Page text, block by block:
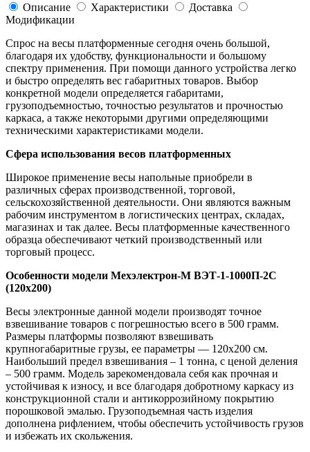
Описание
Характеристики
Доставка
Модификации
Спрос на весы платформенные сегодня очень большой,
благодаря их удобству, функциональности и большому
спектру применения. При помощи данного устройства легко
и быстро определять вес габаритных товаров. Выбор
конкретной модели определяется габаритами,
грузоподъемностью, точностью результатов и прочностью
каркаса, а также некоторыми другими определяющими
техническими характеристиками модели.
Сфера использования весов платформенных
Широкое применение весы напольные приобрели в
различных сферах производственной, торговой,
сельскохозяйственной деятельности. Они являются важным
рабочим инструментом в логистических центрах, складах,
магазинах и так далее. Весы платформенные качественного
образца обеспечивают четкий производственный или
торговый процесс.
Особенности модели Мехэлектрон-М ВЭТ-1-1000П-2С
(120х200)
Весы электронные данной модели производят точное
взвешивание товаров с погрешностью всего в 500 грамм.
Размеры платформы позволяют взвешивать
крупногабаритные грузы, ее параметры — 120х200 см.
Наибольший предел взвешивания – 1 тонна, с ценой деления
– 500 грамм. Модель зарекомендовала себя как прочная и
устойчивая к износу, и все благодаря добротному каркасу из
конструкционной стали и антикоррозийному покрытию
порошковой эмалью. Грузоподъемная часть изделия
дополнена рифлением, чтобы обеспечить устойчивость грузов
и избежать их скольжения.